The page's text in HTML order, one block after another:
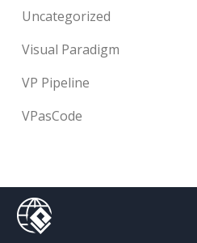
Uncategorized
Visual Paradigm
VP Pipeline
VPasCode